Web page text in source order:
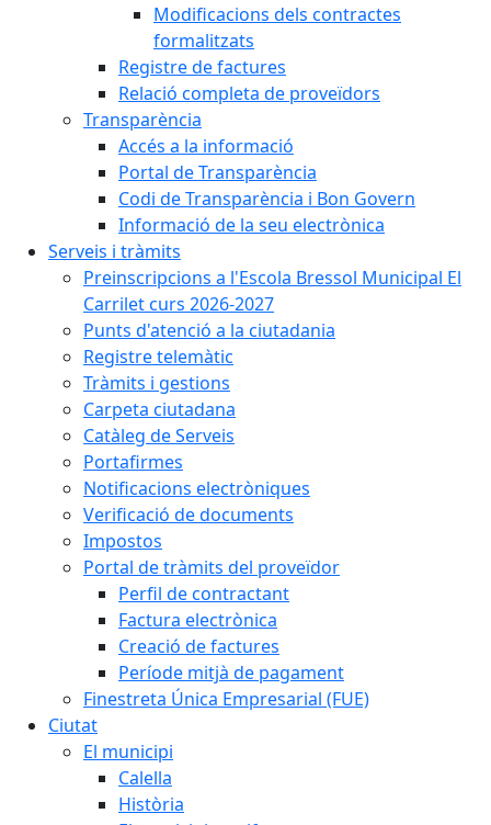
Modificacions dels contractes
formalitzats
Registre de factures
Relació completa de proveïdors
Transparència
Accés a la informació
Portal de Transparència
Codi de Transparència i Bon Govern
Informació de la seu electrònica
Serveis i tràmits
Preinscripcions a l'Escola Bressol Municipal El
Carrilet curs 2026-2027
Punts d'atenció a la ciutadania
Registre telemàtic
Tràmits i gestions
Carpeta ciutadana
Catàleg de Serveis
Portafirmes
Notificacions electròniques
Verificació de documents
Impostos
Portal de tràmits del proveïdor
Perfil de contractant
Factura electrònica
Creació de factures
Període mitjà de pagament
Finestreta Única Empresarial (FUE)
Ciutat
El municipi
Calella
Història